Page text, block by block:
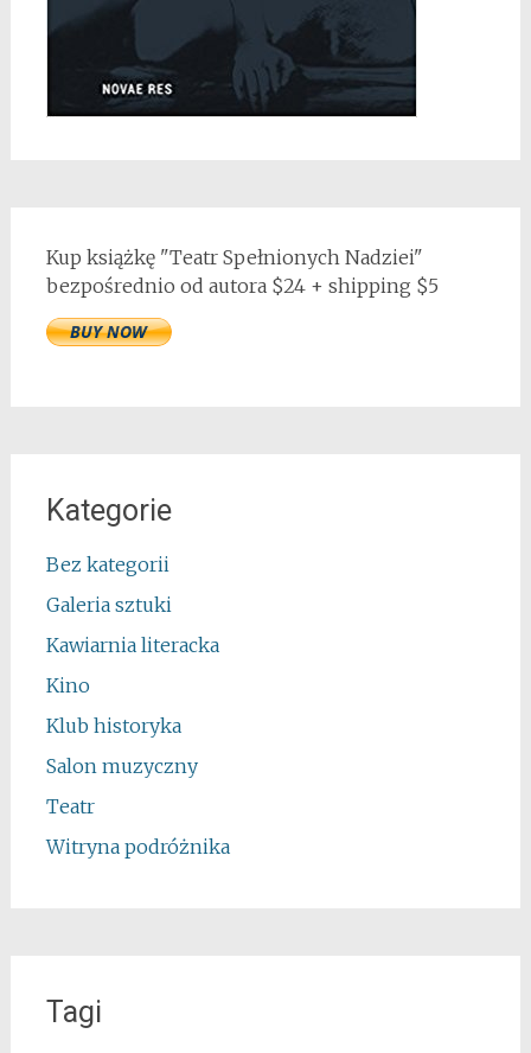
Kup książkę "Teatr Spełnionych Nadziei"
bezpośrednio od autora $24 + shipping $5
Kategorie
Bez kategorii
Galeria sztuki
Kawiarnia literacka
Kino
Klub historyka
Salon muzyczny
Teatr
Witryna podróżnika
Tagi